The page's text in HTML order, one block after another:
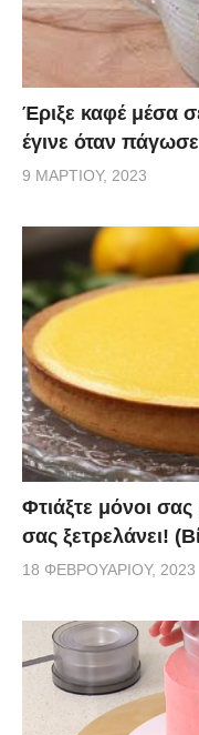
Έριξε καφέ μέσα
έγινε όταν
9 ΜΑΡΤΊΟΥ, 2023
Φτιάξτε μόνοι
σας ξετρελάνει!
18 ΦΕΒΡΟΥΑΡΊΟΥ, 2023